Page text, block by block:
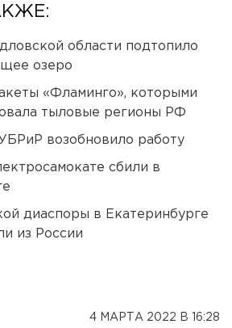
области подтопило
озеро
«Фламинго», которыми
тыловые регионы РФ
возобновило работу
сбили в
диаспоры в Екатеринбурге
из России
4 МАРТА 2022 В 16:28